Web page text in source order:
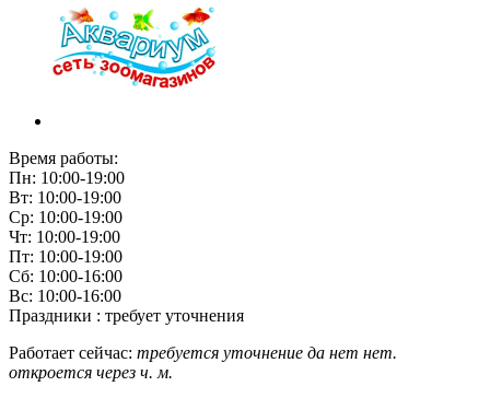
Время работы:
Пн: 10:00-19:00
Вт: 10:00-19:00
Ср: 10:00-19:00
Чт: 10:00-19:00
Пт: 10:00-19:00
Сб: 10:00-16:00
Вс: 10:00-16:00
Праздники : требует уточнения
Работает сейчас: требуется уточнение да нет нет.
откроется через ч. м.